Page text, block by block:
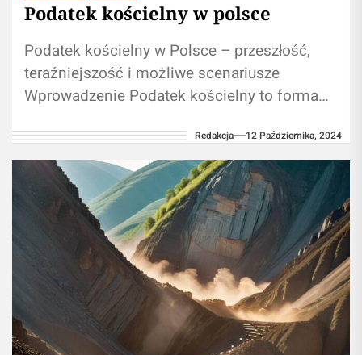
Podatek kościelny w polsce
Podatek kościelny w Polsce – przeszłość,
teraźniejszość i możliwe scenariusze
Wprowadzenie Podatek kościelny to forma
europejskich, takich jak...Redakcja 12 Października, 2024